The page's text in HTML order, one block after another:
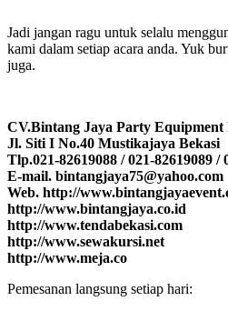
Jadi jangan ragu untuk selalu
kami dalam setiap acara anda. Yuk
juga.
CV.Bintang Jaya Party Equipment
Jl. Siti I No.40 Mustikajaya Bekasi
Tlp.021-82619088 / 021-82619089 /
E-mail. bintangjaya75@yahoo.com
Web. http://
http://www.bintangjaya.co.id
http://www.tendabekasi.com
http://www.sewakursi.net
http://www.meja.co
Pemesanan langsung setiap hari: